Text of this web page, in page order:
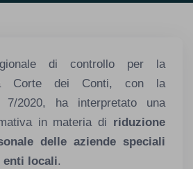
di controllo per la
Corte dei Conti, con la
7/2020, ha interpretato una
in materia di riduzione
delle aziende speciali
enti locali.